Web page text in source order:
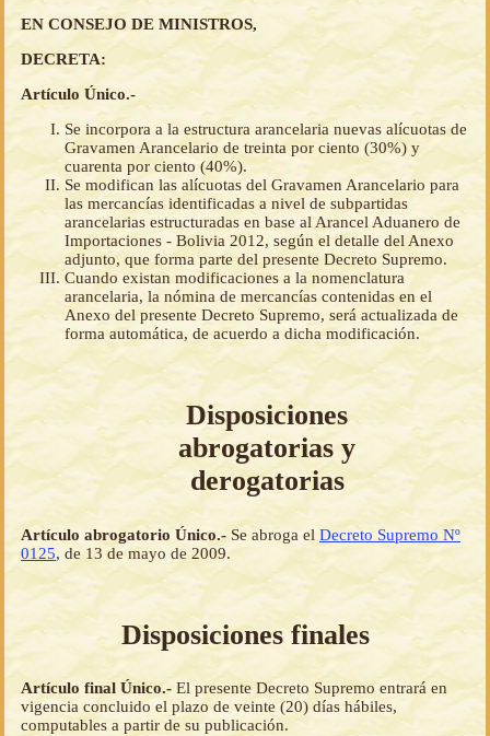
EN CONSEJO DE MINISTROS,
DECRETA:
Artículo Único.-
Se incorpora a la estructura arancelaria nuevas alícuotas de
Gravamen Arancelario de treinta por ciento (30%) y
cuarenta por ciento (40%).
Se modifican las alícuotas del Gravamen Arancelario para
las mercancías identificadas a nivel de subpartidas
arancelarias estructuradas en base al Arancel Aduanero de
Importaciones - Bolivia 2012, según el detalle del Anexo
adjunto, que forma parte del presente Decreto Supremo.
Cuando existan modificaciones a la nomenclatura
arancelaria, la nómina de mercancías contenidas en el
Anexo del presente Decreto Supremo, será actualizada de
forma automática, de acuerdo a dicha modificación.
Disposiciones
abrogatorias y
derogatorias
Artículo abrogatorio Único.- Se abroga el Decreto Supremo Nº
0125, de 13 de mayo de 2009.
Disposiciones finales
Artículo final Único.- El presente Decreto Supremo entrará en
vigencia concluido el plazo de veinte (20) días hábiles,
computables a partir de su publicación.